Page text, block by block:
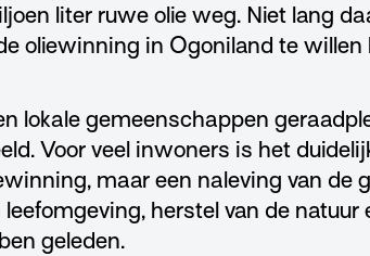
liter ruwe olie weg. Niet lang
oliewinning in Ogoniland te willen
lokale gemeenschappen
Voor veel inwoners is het
maar een naleving van de
herstel van de natuur
geleden.